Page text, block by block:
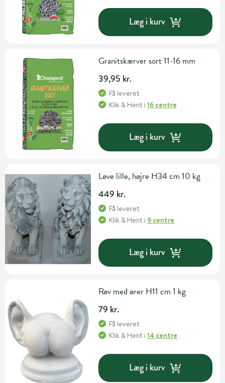
Læg i kurv
Granitskærver sort 11-16 mm
39,95 kr.
Få leveret
Klik & Hent i16 centre
Læg i kurv
Løve lille, højre H34 cm 10 kg
449 kr.
Få leveret
Klik & Hent i 9 centre
Læg i kurv
Røv med ører H11 cm 1 kg
79 kr.
Få leveret
Klik & Hent i14 centre
Læg i kurv